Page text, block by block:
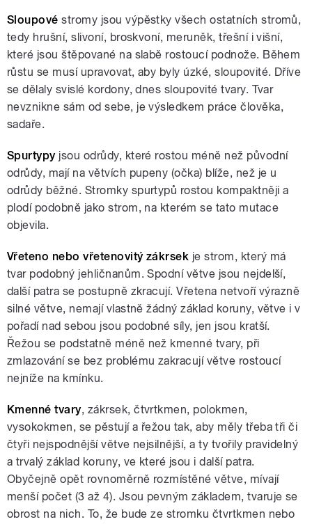
Sloupové stromy jsou výpěstky všech ostatních stromů,
tedy hrušní, slivoní, broskvoní, meruněk, třešní i višní,
které jsou štěpované na slabě rostoucí podnože. Během
růstu se musí upravovat, aby byly úzké, sloupovité. Dříve
se dělaly svislé kordony, dnes sloupovité tvary. Tvar
nevznikne sám od sebe, je výsledkem práce člověka,
sadaře.
Spurtypyjsou odrůdy, které rostou méně než původní
odrůdy, mají na větvích pupeny (očka) blíže, než je u
odrůdy běžné. Stromky spurtypů rostou kompaktněji a
plodí podobně jako strom, na kterém se tato mutace
objevila.
Vřeteno nebo vřetenovitý zákrsek je strom, který má
tvar podobný jehličnanům. Spodní větve jsou nejdelší,
další patra se postupně zkracují. Vřetena netvoří výrazně
silné větve, nemají vlastně žádný základ koruny, větve i v
pořadí nad sebou jsou podobné síly, jen jsou kratší.
Řežou se podstatně méně než kmenné tvary, při
zmlazování se bez problému zakracují větve rostoucí
nejníže na kmínku.
Kmenné tvary, zákrsek, čtvrtkmen, polokmen,
vysokokmen, se pěstují a řežou tak, aby měly třeba tři či
čtyři nejspodnější větve nejsilnější, a ty tvořily pravidelný
a trvalý základ koruny, ve které jsou i další patra.
Obyčejně opět rovnoměrně rozmístěné větve, mívají
menší počet (3 až 4). Jsou pevným základem, tvaruje se
obrost na nich. To, že bude ze stromku čtvrtkmen nebo